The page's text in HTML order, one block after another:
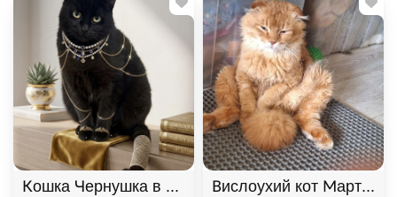
Кошка Чернушка в самые добрые руки, Черный,
Вислоухий кот Мартин,